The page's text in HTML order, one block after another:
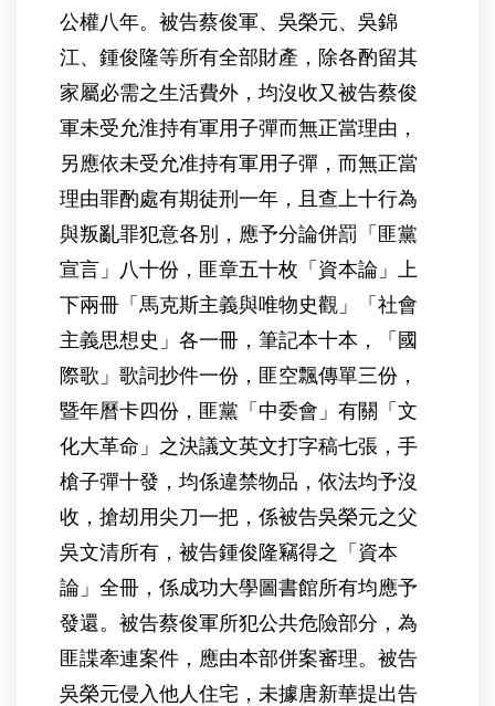
公權八年。被告蔡俊軍、吳榮元、吳錦
江、鍾俊隆等所有全部財產，除各酌留其
家屬必需之生活費外，均沒收又被告蔡俊
軍未受允淮持有軍用子彈而無正當理由，
另應依未受允准持有軍用子彈，而無正當
理由罪酌處有期徒刑一年，且查上十行為
與叛亂罪犯意各別，應予分論併罰「匪黨
宣言」八十份，匪章五十枚「資本論」上
下兩冊「馬克斯主義與唯物史觀」「社會
主義思想史」各一冊，筆記本十本，「國
際歌」歌詞抄件一份，匪空飄傳單三份，
暨年曆卡四份，匪黨「中委會」有關「文
化大革命」之決議文英文打字稿七張，手
槍子彈十發，均係違禁物品，依法均予沒
收，搶刼用尖刀一把，係被告吳榮元之父
吳文清所有，被告鍾俊隆竊得之「資本
論」全冊，係成功大學圖書館所有均應予
發還。被告蔡俊軍所犯公共危險部分，為
匪諜牽連案件，應由本部併案審理。被告
吳榮元侵入他人住宅，未據唐新華提出告